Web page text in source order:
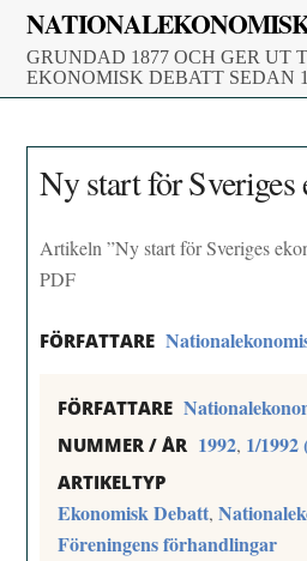
Skip
content
GRUNDAD 1877 OCH GER UT
EKONOMISK DEBATT SEDAN
Ny start för
Artikeln ”Ny start för Sveriges
PDF
FÖRFATTARE
FÖRFATTARE
NUMMER / ÅR 1992, 1/1992
ARTIKELTYP
Ekonomisk Debatt,
Föreningens förhandlingar